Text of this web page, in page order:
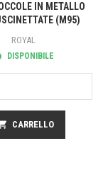
IN METALLO
(M95)
ROYAL
DISPONIBILE
CARRELLO